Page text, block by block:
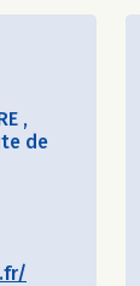
,
de